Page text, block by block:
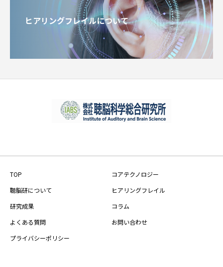
ヒアリングフレイルについて
TOP
コアテクノロジー
聴脳研について
ヒアリングフレイル
研究成果
コラム
よくある質問
お問い合わせ
プライバシーポリシー